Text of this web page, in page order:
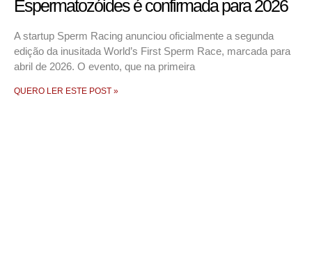
Espermatozóides é confirmada para 2026
A startup Sperm Racing anunciou oficialmente a segunda
edição da inusitada World’s First Sperm Race, marcada para
abril de 2026. O evento, que na primeira
QUERO LER ESTE POST »